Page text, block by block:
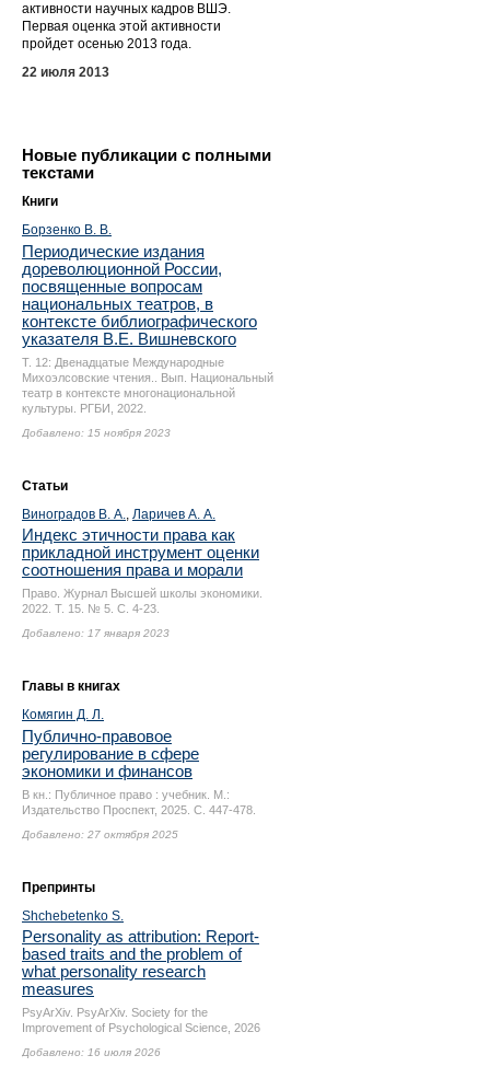
активности научных кадров ВШЭ.
Первая оценка этой активности
пройдет осенью 2013 года.
22 июля 2013
Новые публикации с полными
текстами
Книги
Борзенко В. В.
Периодические издания
дореволюционной России,
посвященные вопросам
национальных театров, в
контексте библиографического
указателя В.Е. Вишневского
Т. 12: Двенадцатые Международные
Михоэлсовские чтения.. Вып. Национальный
театр в контексте многонациональной
культуры. РГБИ, 2022.
Добавлено: 15 ноября 2023
Статьи
Виноградов В. А.
Ларичев А. А.
Индекс этичности права как
прикладной инструмент оценки
соотношения права и морали
Право. Журнал Высшей школы экономики.
2022. Т. 15. № 5. С. 4-23.
Добавлено: 17 января 2023
Главы в книгах
Комягин Д. Л.
Публично-правовое
регулирование в сфере
экономики и финансов
В кн.: Публичное право : учебник. М.:
Издательство Проспект, 2025. С. 447-478.
Добавлено: 27 октября 2025
Препринты
Shchebetenko S.
Personality as attribution: Report-
based traits and the problem of
what personality research
measures
PsyArXiv. PsyArXiv. Society for the
Improvement of Psychological Science, 2026
Добавлено: 16 июля 2026